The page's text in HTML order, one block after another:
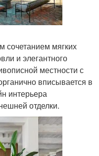
сочетанием мягких
и элегантного
местности с
вписывается в
интерьера
отделки.